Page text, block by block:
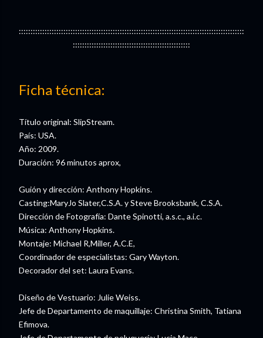
::::::::::::::::::::::::::::::::::::::::::::::::::::::::::::::::::::::::::::::::::::::::::::::::
::::::::::::::::::::::::::::::::::::::::::::::::::
Ficha técnica:
Título original: SlipStream.
País: USA.
Año: 2009.
Duración: 96 minutos aprox,
Guión y dirección: Anthony Hopkins.
Casting:MaryJo Slater,C.S.A. y Steve Brooksbank, C.S.A.
Dirección de Fotografía: Dante Spinotti, a.s.c., a.i.c.
Música: Anthony Hopkins.
Montaje: Michael R,Miller, A.C.E,
Coordinador de especialistas: Gary Wayton.
Decorador del set: Laura Evans.
Diseño de Vestuario: Julie Weiss.
Jefe de Departamento de maquillaje: Christina Smith, Tatiana
Efimova.